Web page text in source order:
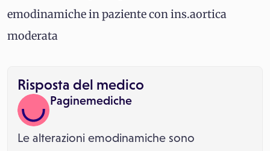
emodinamiche in paziente con ins.aortica
moderata
Risposta del medico
Paginemediche
Le alterazioni emodinamiche sono